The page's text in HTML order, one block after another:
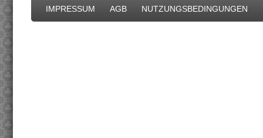
IMPRESSUM AGB NUTZUNGSBEDINGUNGEN